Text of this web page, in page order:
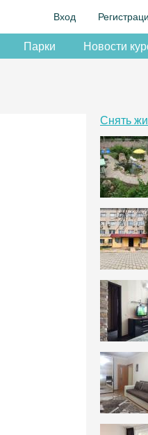
Вход
Парки Новости
Снять